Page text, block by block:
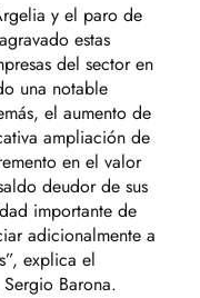
y el paro de
estas
del sector en
una notable
el aumento de
ampliación de
en el valor
deudor de sus
importante de
adicionalmente a
explica el
Barona.